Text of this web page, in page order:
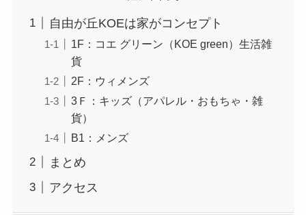
自由が丘KOEは家がコンセプト
1F：コエ グリーン（KOE green）生活雑
貨
2F：ウィメンズ
3Ｆ：キッズ（アパレル・おもちゃ・雑
貨）
B1：メンズ
まとめ
アクセス